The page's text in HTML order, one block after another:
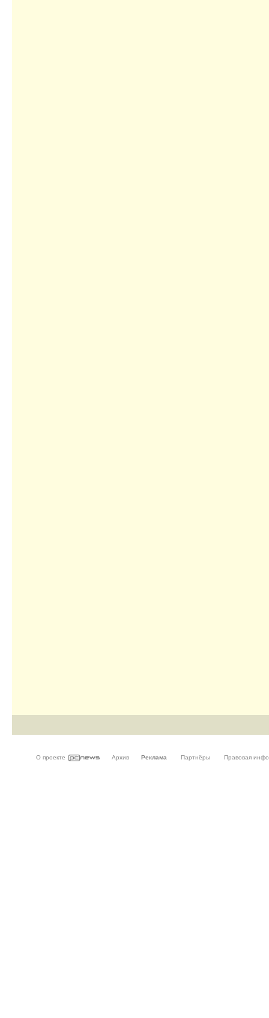
О проекте Архив Реклама Партнёры Правовая